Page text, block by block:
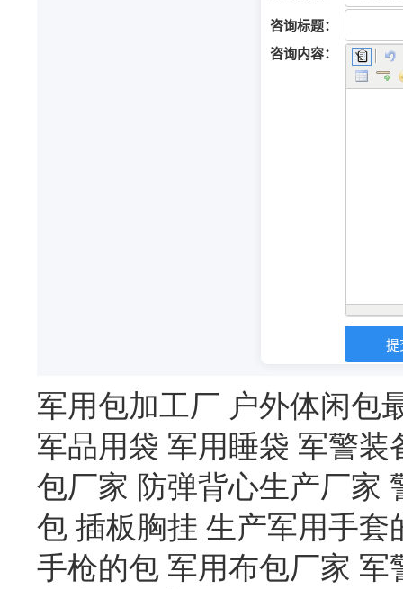
军用包加工厂 户外体闲包
军品用袋 军用睡袋 军警装
包厂家 防弹背心生产厂家
包 插板胸挂 生产军用手套
手枪的包 军用布包厂家 军